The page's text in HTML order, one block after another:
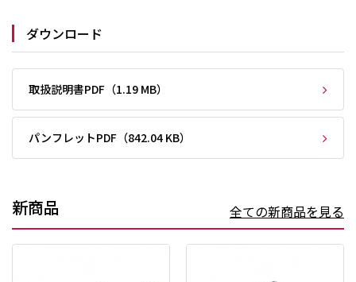
ダウンロード
取扱説明書PDF（1.19 MB）
パンフレットPDF（842.04 KB）
新商品 全ての新商品を見る